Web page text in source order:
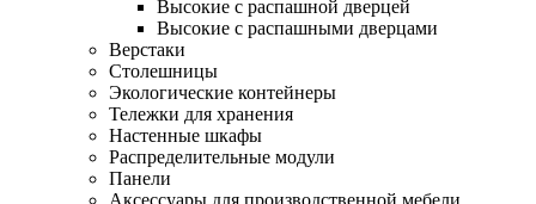
Высокие с распашной дверцей
Высокие с распашными дверцами
Верстаки
Столешницы
Экологические контейнеры
Тележки для хранения
Настенные шкафы
Распределительные модули
Панели